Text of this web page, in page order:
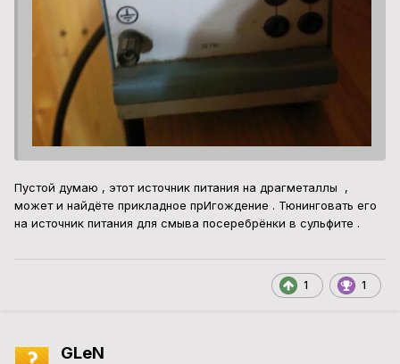
Пустой думаю , этот источник питания на драгметаллы ,
может и найдёте прикладное прИгождение . Тюнинговать его
на источник питания для смыва посеребрёнки в сульфите .
1 1
GLeN